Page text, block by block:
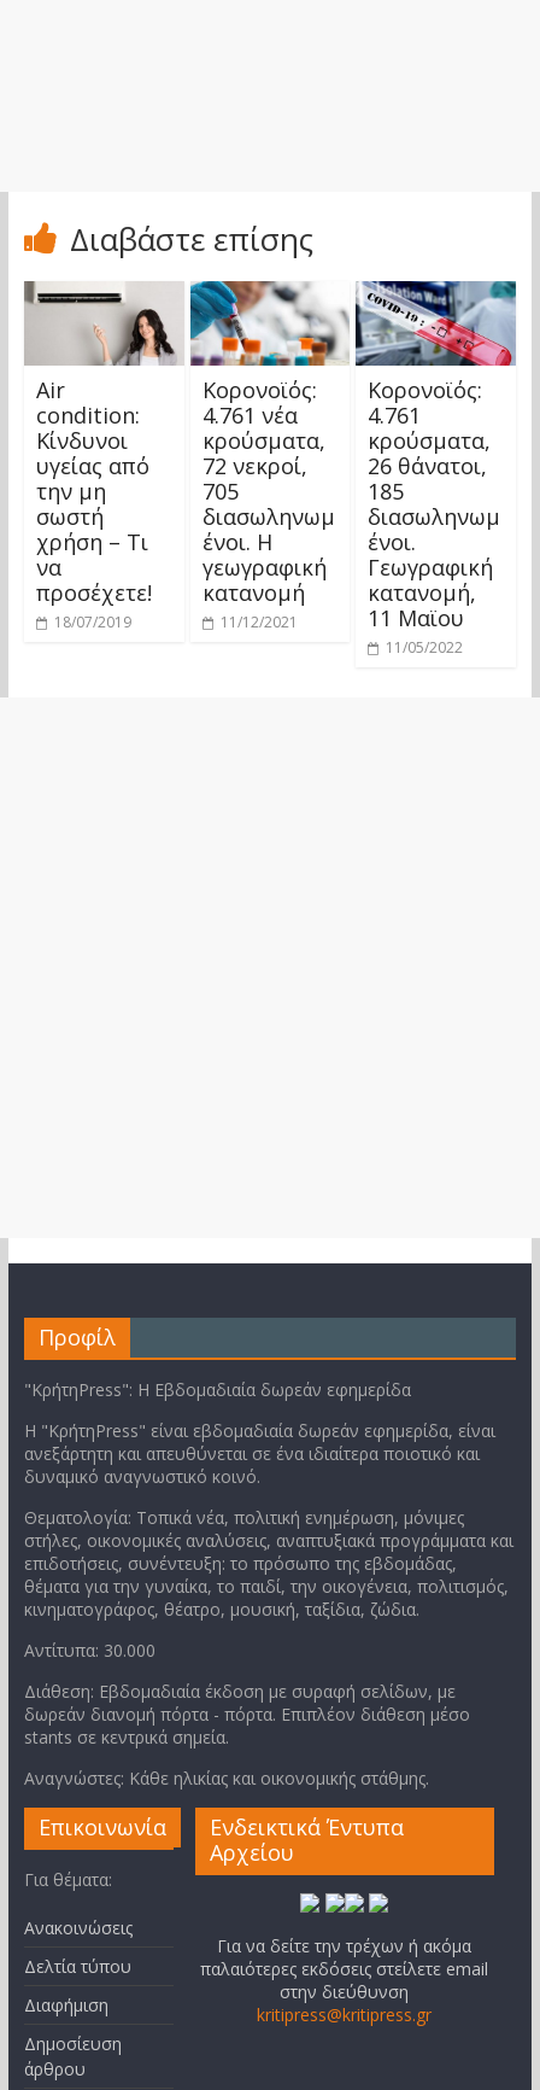
Διαβάστε επίσης
Air
condition:
Κίνδυνοι
υγείας από
την μη
σωστή
χρήση – Τι
να
προσέχετε!
18/07/2019
Κορονοϊός:
4.761 νέα
κρούσματα,
72 νεκροί,
705
διασωληνωμ
ένοι. Η
γεωγραφική
κατανομή
11/12/2021
Κορονοϊός:
4.761
κρούσματα,
26 θάνατοι,
185
διασωληνωμ
ένοι.
Γεωγραφική
κατανομή,
11 Μαϊου
11/05/2022
Προφίλ
"ΚρήτηPress": Η Εβδομαδιαία δωρεάν εφημερίδα
Η "ΚρήτηPress" είναι εβδομαδιαία δωρεάν εφημερίδα, είναι
ανεξάρτητη και απευθύνεται σε ένα ιδιαίτερα ποιοτικό και
δυναμικό αναγνωστικό κοινό.
Θεματολογία: Τοπικά νέα, πολιτική ενημέρωση, μόνιμες
στήλες, οικονομικές αναλύσεις, αναπτυξιακά προγράμματα και
επιδοτήσεις, συνέντευξη: το πρόσωπο της εβδομάδας,
θέματα για την γυναίκα, το παιδί, την οικογένεια, πολιτισμός,
κινηματογράφος, θέατρο, μουσική, ταξίδια, ζώδια.
Αντίτυπα: 30.000
Διάθεση: Εβδομαδιαία έκδοση με συραφή σελίδων, με
δωρεάν διανομή πόρτα - πόρτα. Επιπλέον διάθεση μέσο
stants σε κεντρικά σημεία.
Αναγνώστες: Κάθε ηλικίας και οικονομικής στάθμης.
Επικοινωνία
Για θέματα:
Ανακοινώσεις
Δελτία τύπου
Διαφήμιση
Δημοσίευση
άρθρου
Ενδεικτικά Έντυπα
Αρχείου
Για να δείτε την τρέχων ή ακόμα
παλαιότερες εκδόσεις στείλετε email
στην διεύθυνση
kritipress@kritipress.gr